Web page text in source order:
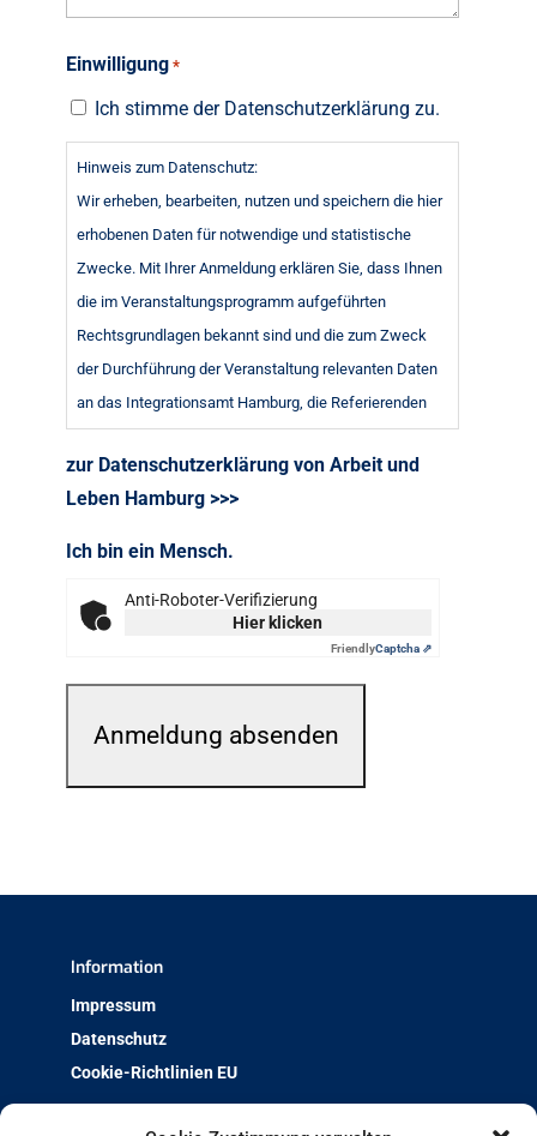
Einwilligung *
Ich stimme der Datenschutzerklärung zu.
Hinweis zum Datenschutz:
Wir erheben, bearbeiten, nutzen und speichern die hier
erhobenen Daten für notwendige und statistische
Zwecke. Mit Ihrer Anmeldung erklären Sie, dass Ihnen
die im Veranstaltungsprogramm aufgeführten
Rechtsgrundlagen bekannt sind und die zum Zweck
der Durchführung der Veranstaltung relevanten Daten
an das Integrationsamt Hamburg, die Referierenden
und Tagungsstätten übermittelt werden dürfen.
Wenn Sie sich zur Veranstaltung anmelden, erklären
Sie sich damit einverstanden.
zur Datenschutzerklärung von Arbeit und
Leben Hamburg >>>
Ich bin ein Mensch.
Anti-Roboter-Verifizierung
Hier klicken
FriendlyCaptcha ⇗
Information
Impressum
Datenschutz
Cookie-Richtlinien EU